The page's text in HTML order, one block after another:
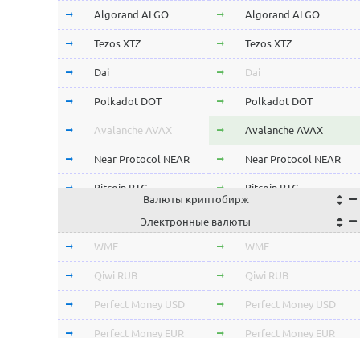
Algorand ALGO Algorand ALGO
Tezos XTZ Tezos XTZ
Dai Dai
Polkadot DOT Polkadot DOT
Avalanche AVAX Avalanche AVAX
Near Protocol NEAR Near Protocol NEAR
Bitcoin BTC Bitcoin BTC
Terra LUNA
Cardano ADA Cardano ADA
OmiseGo OMG OmiseGo OMG
Verge XVG Verge XVG
BitTorrent BTT BitTorrent BTT
Валюты криптобирж
Электронные валюты
WME WME
Qiwi RUB Qiwi RUB
Perfect Money USD Perfect Money USD
Perfect Money EUR Perfect Money EUR